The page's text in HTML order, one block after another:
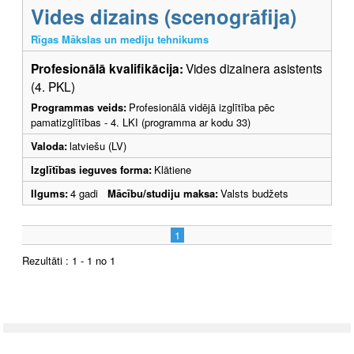
Vides dizains (scenogrāfija)
Rīgas Mākslas un mediju tehnikums
Profesionālā kvalifikācija:Vides dizainera asistents
(4. PKL)
Programmas veids: Profesionālā vidējā izglītība pēc
pamatizglītības - 4. LKI (programma ar kodu 33)
Valoda:latviešu (LV)
Izglītības ieguves forma: Klātiene
Ilgums:4 gadi Mācību/studiju maksa:Valsts budžets
1
Rezultāti : 1 - 1 no 1